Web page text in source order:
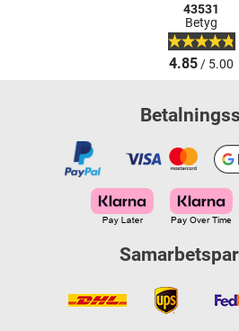
43531
Betyg
4.85/ 5.00